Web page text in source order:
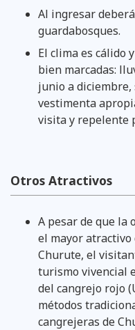
Al ingresar
guardabosques.
El clima es cálido
bien marcadas:
junio a
vestimenta
visita y repelente
Otros Atractivos
A pesar de que la
el mayor
Churute, el
turismo vivencial
del cangrejo rojo
métodos
cangrejeras de